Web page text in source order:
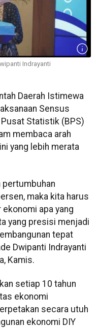
Indrayanti
Daerah Istimewa
Sensus
Pusat Statistik (BPS)
membaca arah
yang lebih merata
pertumbuhan
maka kita harus
apa yang
yang presisi menjadi
tepat
Dwipanti Indrayanti
Kamis.
setiap 10 tahun
ekonomi
secara utuh
ekonomi DIY